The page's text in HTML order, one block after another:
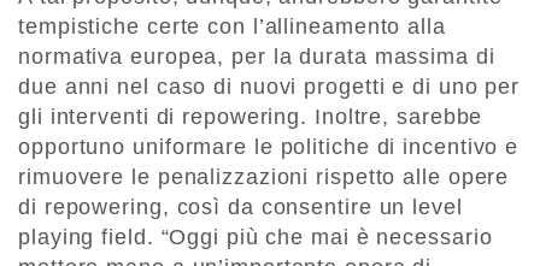
tempistiche certe con l’allineamento alla
normativa europea, per la durata massima di
due anni nel caso di nuovi progetti e di uno per
gli interventi di repowering. Inoltre, sarebbe
opportuno uniformare le politiche di incentivo e
rimuovere le penalizzazioni rispetto alle opere
di repowering, così da consentire un level
playing field. “Oggi più che mai è necessario